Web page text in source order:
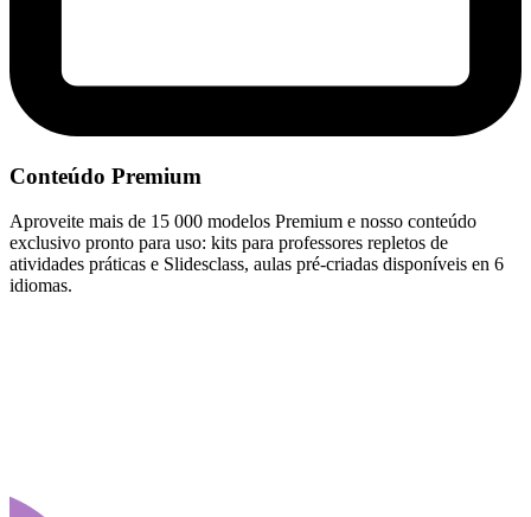
Conteúdo Premium
Aproveite mais de 15 000 modelos Premium e nosso conteúdo
exclusivo pronto para uso: kits para professores repletos de
atividades práticas e Slidesclass, aulas pré-criadas disponíveis en 6
idiomas.